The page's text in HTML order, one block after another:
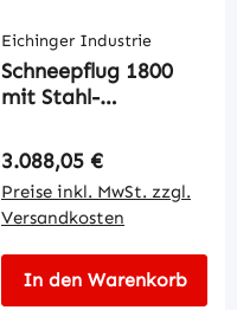
Eichinger Industrie
Schneepflug 1800
mit Stahl-
Regulärer Preis:
3.088,05 €
Preise inkl. MwSt. zzgl.
Versandkosten
In den Warenkorb